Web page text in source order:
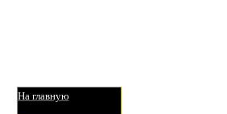
На главную